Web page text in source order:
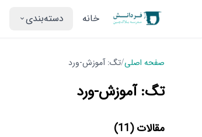
خانه دسته‌بندی
صفحه اصلی/تگ: آموزش-ورد
تگ: آموزش-ورد
مقالات (11)